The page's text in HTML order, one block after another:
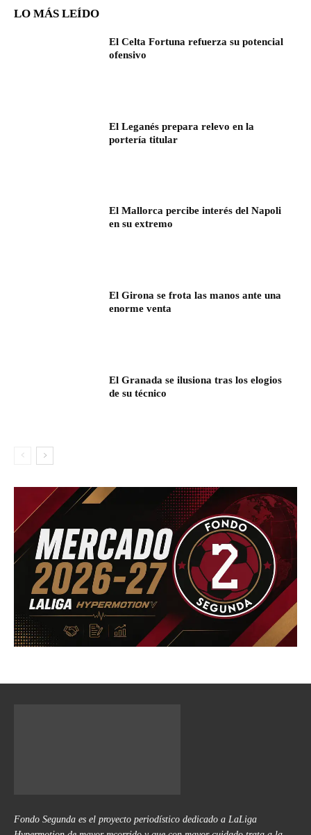
LO MÁS LEÍDO
El Celta Fortuna refuerza su potencial
ofensivo
El Leganés prepara relevo en la
portería titular
El Mallorca percibe interés del Napoli
en su extremo
El Girona se frota las manos ante una
enorme venta
El Granada se ilusiona tras los elogios
de su técnico
Fondo Segunda es el proyecto periodístico dedicado a LaLiga